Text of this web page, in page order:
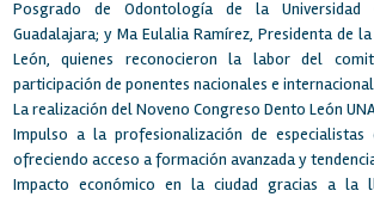
Posgrado de Odontología de la Universidad
Guadalajara; y Ma Eulalia Ramírez, Presidenta de
León, quienes reconocieron la labor del
participación de ponentes nacionales e
La realización del Noveno Congreso Dento León
Impulso a la profesionalización de
ofreciendo acceso a formación avanzada y
Impacto económico en la ciudad gracias a la